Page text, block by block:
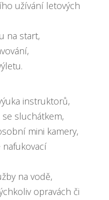
užívání letových
na start,
instruktorů,
sluchátkem,
mini kamery,
na vodě,
opravách či